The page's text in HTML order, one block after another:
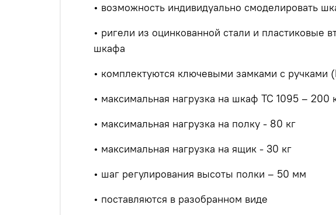
• возможность индивидуально смоделировать
• ригели из оцинкованной стали и
шкафа
• комплектуются ключевыми замками с ручками
• максимальная нагрузка на шкаф ТС 1095 – 200
• максимальная нагрузка на полку - 80 кг
• максимальная нагрузка на ящик - 30 кг
• шаг регулирования высоты полки – 50 мм
• поставляются в разобранном виде